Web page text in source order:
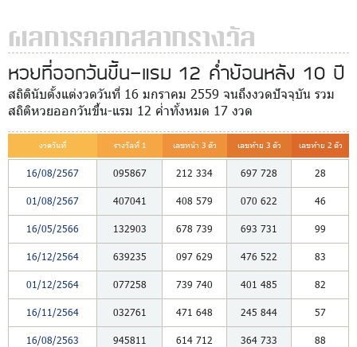
ผลการออกสลากรางวัล
หวยที่ออกวันขึ้น-แรม 12 ค่ำย้อนหลัง 10 ปี
สถิตินับตั้งแต่งวดวันที่ 16 มกราคม 2559 จนถึงงวดปัจจุบัน รวม
สถิติหวยออกวันขึ้น-แรม 12 ค่ำทั้งหมด 17 งวด
งวดวันที่ รางวัลที่ 1 เลขหน้า 3 ตัว เลขท้าย 3 ตัว เลขท้าย 2 ตัว
16/08/2567 095867 212 334 697 728 28
01/08/2567 407041 408 579 070 622 46
16/05/2566 132903 678 739 693 731 99
16/12/2564 639235 097 629 476 522 83
01/12/2564 077258 739 740 401 485 82
16/11/2564 032761 471 648 245 844 57
16/08/2563 945811 614 712 364 733 88